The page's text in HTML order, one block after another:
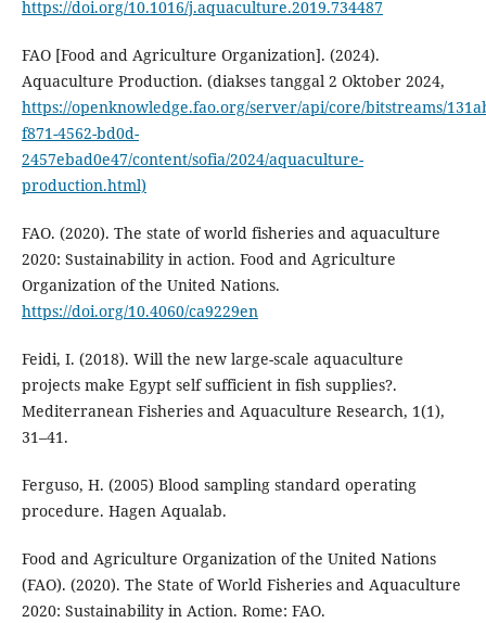
https://doi.org/10.1016/j.aquaculture.2019.734487
FAO [Food and Agriculture Organization]. (2024).
Aquaculture Production. (diakses tanggal 2 Oktober 2024,
https://openknowledge.fao.org/server/api/core/bitstreams/
f871-4562-bd0d-
2457ebad0e47/content/sofia/2024/aquaculture-
production.html)
FAO. (2020). The state of world fisheries and aquaculture
2020: Sustainability in action. Food and Agriculture
Organization of the United Nations.
https://doi.org/10.4060/ca9229en
Feidi, I. (2018). Will the new large-scale aquaculture
projects make Egypt self sufficient in fish supplies?.
Mediterranean Fisheries and Aquaculture Research, 1(1),
31–41.
Ferguso, H. (2005) Blood sampling standard operating
procedure. Hagen Aqualab.
Food and Agriculture Organization of the United Nations
(FAO). (2020). The State of World Fisheries and Aquaculture
2020: Sustainability in Action. Rome: FAO.